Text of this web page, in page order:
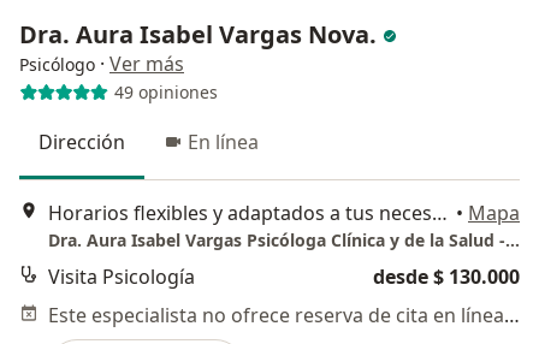
Dra. Aura Isabel Vargas Nova.
Psicólogo · Ver más
49 opiniones
Dirección En línea
Horarios flexibles y adaptados a tus necesidades., Cali • Mapa
Dra. Aura Isabel Vargas Psicóloga Clínica y de la Salud - Consultorio en línea Cali
Visita Psicología
desde $ 130.000
Este especialista no ofrece reserva de cita en línea en esta dirección.